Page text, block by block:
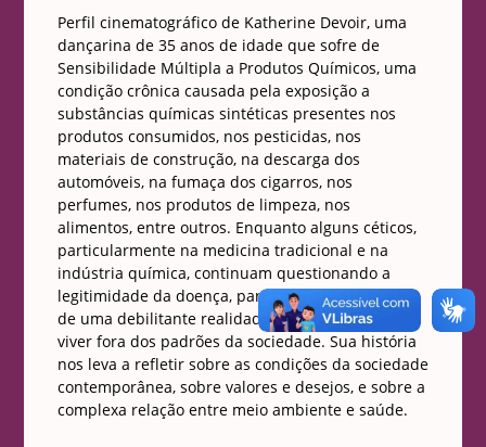
Perfil cinematográfico de Katherine Devoir, uma
dançarina de 35 anos de idade que sofre de
Sensibilidade Múltipla a Produtos Químicos, uma
condição crônica causada pela exposição a
substâncias químicas sintéticas presentes nos
produtos consumidos, nos pesticidas, nos
materiais de construção, na descarga dos
automóveis, na fumaça dos cigarros, nos
perfumes, nos produtos de limpeza, nos
alimentos, entre outros. Enquanto alguns céticos,
particularmente na medicina tradicional e na
indústria química, continuam questionando a
legitimidade da doença, para Katherine trata-se
de uma debilitante realidade diária que a força a
viver fora dos padrões da sociedade. Sua história
nos leva a refletir sobre as condições da sociedade
contemporânea, sobre valores e desejos, e sobre a
complexa relação entre meio ambiente e saúde.